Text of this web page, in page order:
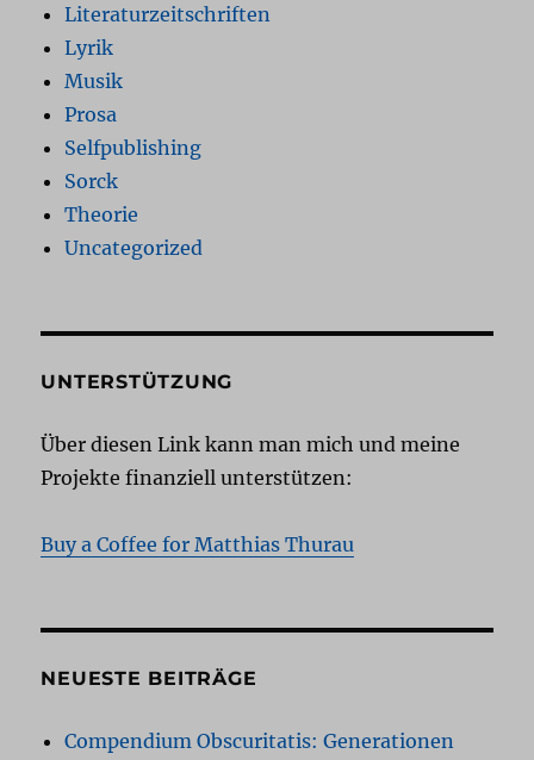
Literaturzeitschriften
Lyrik
Musik
Prosa
Selfpublishing
Sorck
Theorie
Uncategorized
UNTERSTÜTZUNG
Über diesen Link kann man mich und meine
Projekte finanziell unterstützen:
Buy a Coffee for Matthias Thurau
NEUESTE BEITRÄGE
Compendium Obscuritatis: Generationen